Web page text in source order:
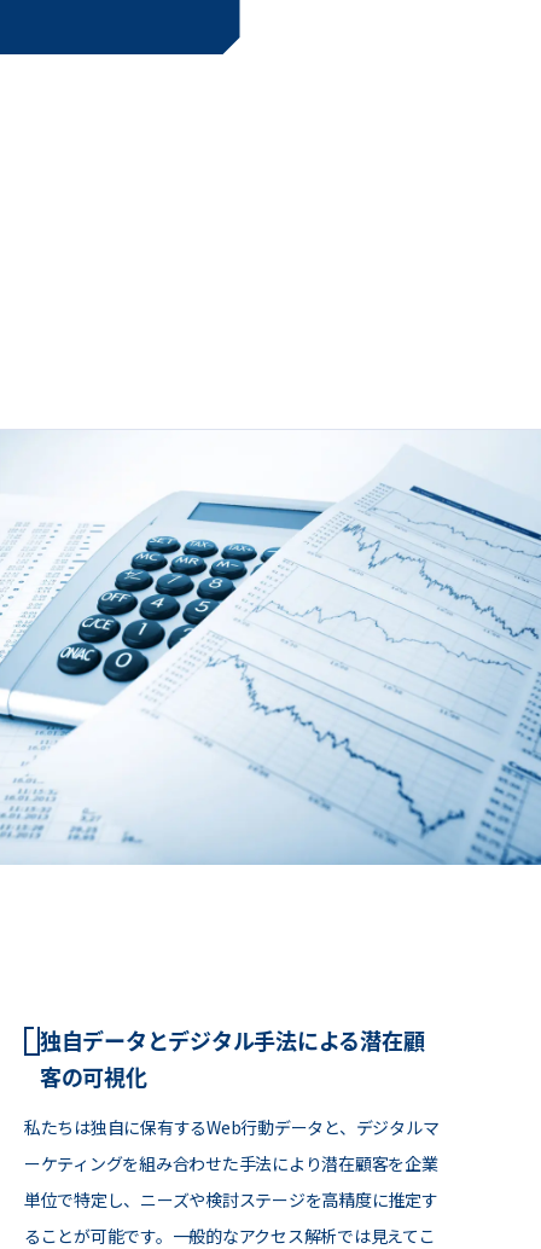
独自データとデジタル手法による潜在顧
客の可視化
私たちは独自に保有するWeb行動データと、デジタルマ
ーケティングを組み合わせた手法により潜在顧客を企業
単位で特定し、ニーズや検討ステージを高精度に推定す
ることが可能です。一般的なアクセス解析では見えてこ